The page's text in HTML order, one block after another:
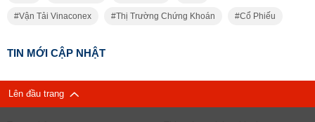
Vận Tải Vinaconex Thị Trường Chứng Khoán Cổ Phiếu
TIN MỚI CẬP NHẬT
Lên đầu trang